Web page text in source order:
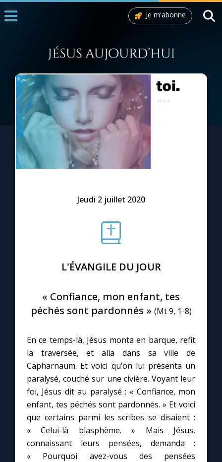
1000 Raisons de Croire
L'actualité de la semaine
La chaîne Youtube
Le site internet
Prier au quotidien
Avec Thérèse de Lisieux
L'Évangile chaque jour
Les premiers samedis du mois
Je m'abonne
Jeudi 2 juillet 2020
L'ÉVANGILE DU JOUR
« Confiance, mon enfant, tes
péchés sont pardonnés » (Mt 9, 1-8)
En ce temps-là, Jésus monta en barque, refit
la traversée, et alla dans sa ville de
Capharnaüm. Et voici qu’on lui présenta un
paralysé, couché sur une civière. Voyant leur
foi, Jésus dit au paralysé : « Confiance, mon
enfant, tes péchés sont pardonnés. » Et voici
que certains parmi les scribes se disaient :
« Celui-là blasphème. » Mais Jésus,
connaissant leurs pensées, demanda :
« Pourquoi avez-vous des pensées